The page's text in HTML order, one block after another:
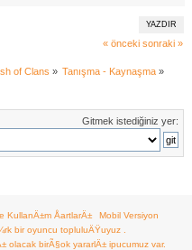
YAZDIR
« önceki sonraki »
of Clans » Tanışma - Kaynaşma»
Gitmek istediğiniz yer:
KullanÄ±m ÅartlarÄ±
Mobil Versiyon
bir oyuncu topluluÄŸuyuz .
olacak birÃ§ok yararlÄ± ipucumuz var.